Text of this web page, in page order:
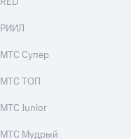
РИИЛ
МТС Супер
МТС ТОП
МТС Junior
МТС Мудрый